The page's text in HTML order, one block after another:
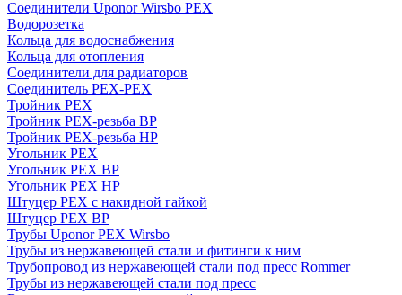
Соединители Uponor Wirsbo PEX
Водорозетка
Кольца для водоснабжения
Кольца для отопления
Соединители для радиаторов
Соединитель PEX-PEX
Тройник PEX
Тройник PEX-резьба ВР
Тройник PEX-резьба НР
Угольник PEX
Угольник PEX ВР
Угольник PEX НР
Штуцер PEX c накидной гайкой
Штуцер PEX ВР
Трубы Uponor PEX Wirsbo
Трубы из нержавеющей стали и фитинги к ним
Трубопровод из нержавеющей стали под пресс Rommer
Трубы из нержавеющей стали под пресс